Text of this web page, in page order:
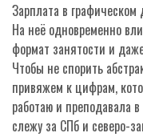
Зарплата в
На неё одновременно
формат занятости и
Чтобы не спорить
привяжем к цифрам,
работаю и преподавала
слежу за СПб и северо-